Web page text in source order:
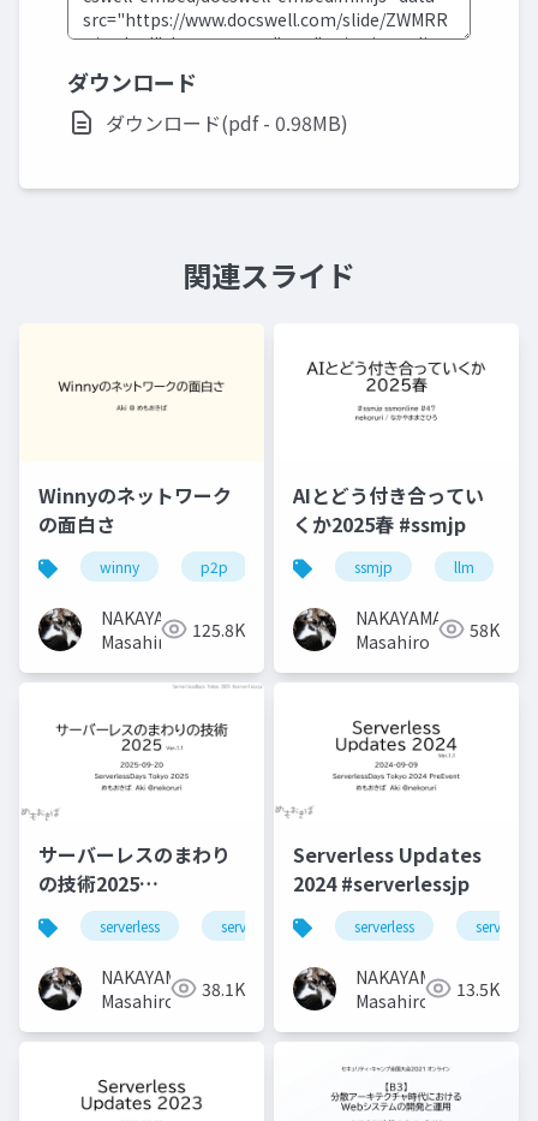
ダウンロード
ダウンロード(pdf - 0.98MB)
関連スライド
Winnyのネットワーク
の面白さ
winny p2p
NAKAYAMA
Masahiro
125.8K
AIとどう付き合ってい
くか2025春 #ssmjp
ssmjp llm
NAKAYAMA
Masahiro
58K
サーバーレスのまわり
の技術2025
#serverlessjp
serverless serverlessjp
NAKAYAMA
Masahiro
38.1K
Serverless Updates
2024 #serverlessjp
serverless
NAKAYAMA
Masahiro
13.5K